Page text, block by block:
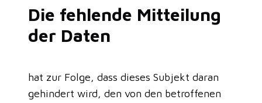
Die fehlende Mitteilung
der Daten
hat zur Folge, dass dieses Subjekt daran
gehindert wird, den von den betroffenen